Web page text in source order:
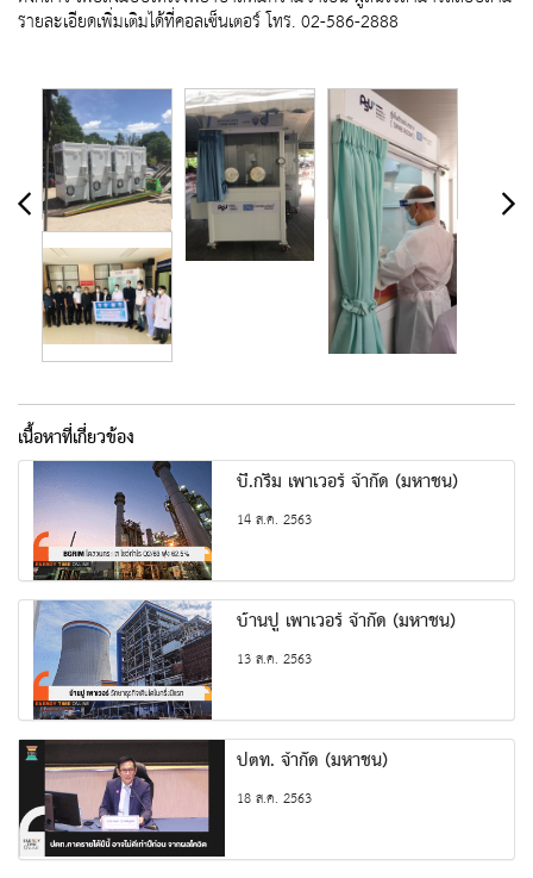
รายละเอียดเพิ่มเติมได้ที่คอลเซ็นเตอร์ โทร. 02-586-2888
เนื้อหาที่เกี่ยวข้อง
บี.กริม เพาเวอร์ จํากัด (มหาชน)
14 ส.ค. 2563
บ้านปู เพาเวอร์ จำกัด (มหาชน)
13 ส.ค. 2563
ปตท. จำกัด (มหาชน)
18 ส.ค. 2563